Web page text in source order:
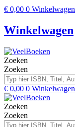
€ 0,00 0 Winkelwagen
Winkelwagen
Zoeken
Zoeken
€ 0,00 0 Winkelwagen
Zoeken
Zoeken